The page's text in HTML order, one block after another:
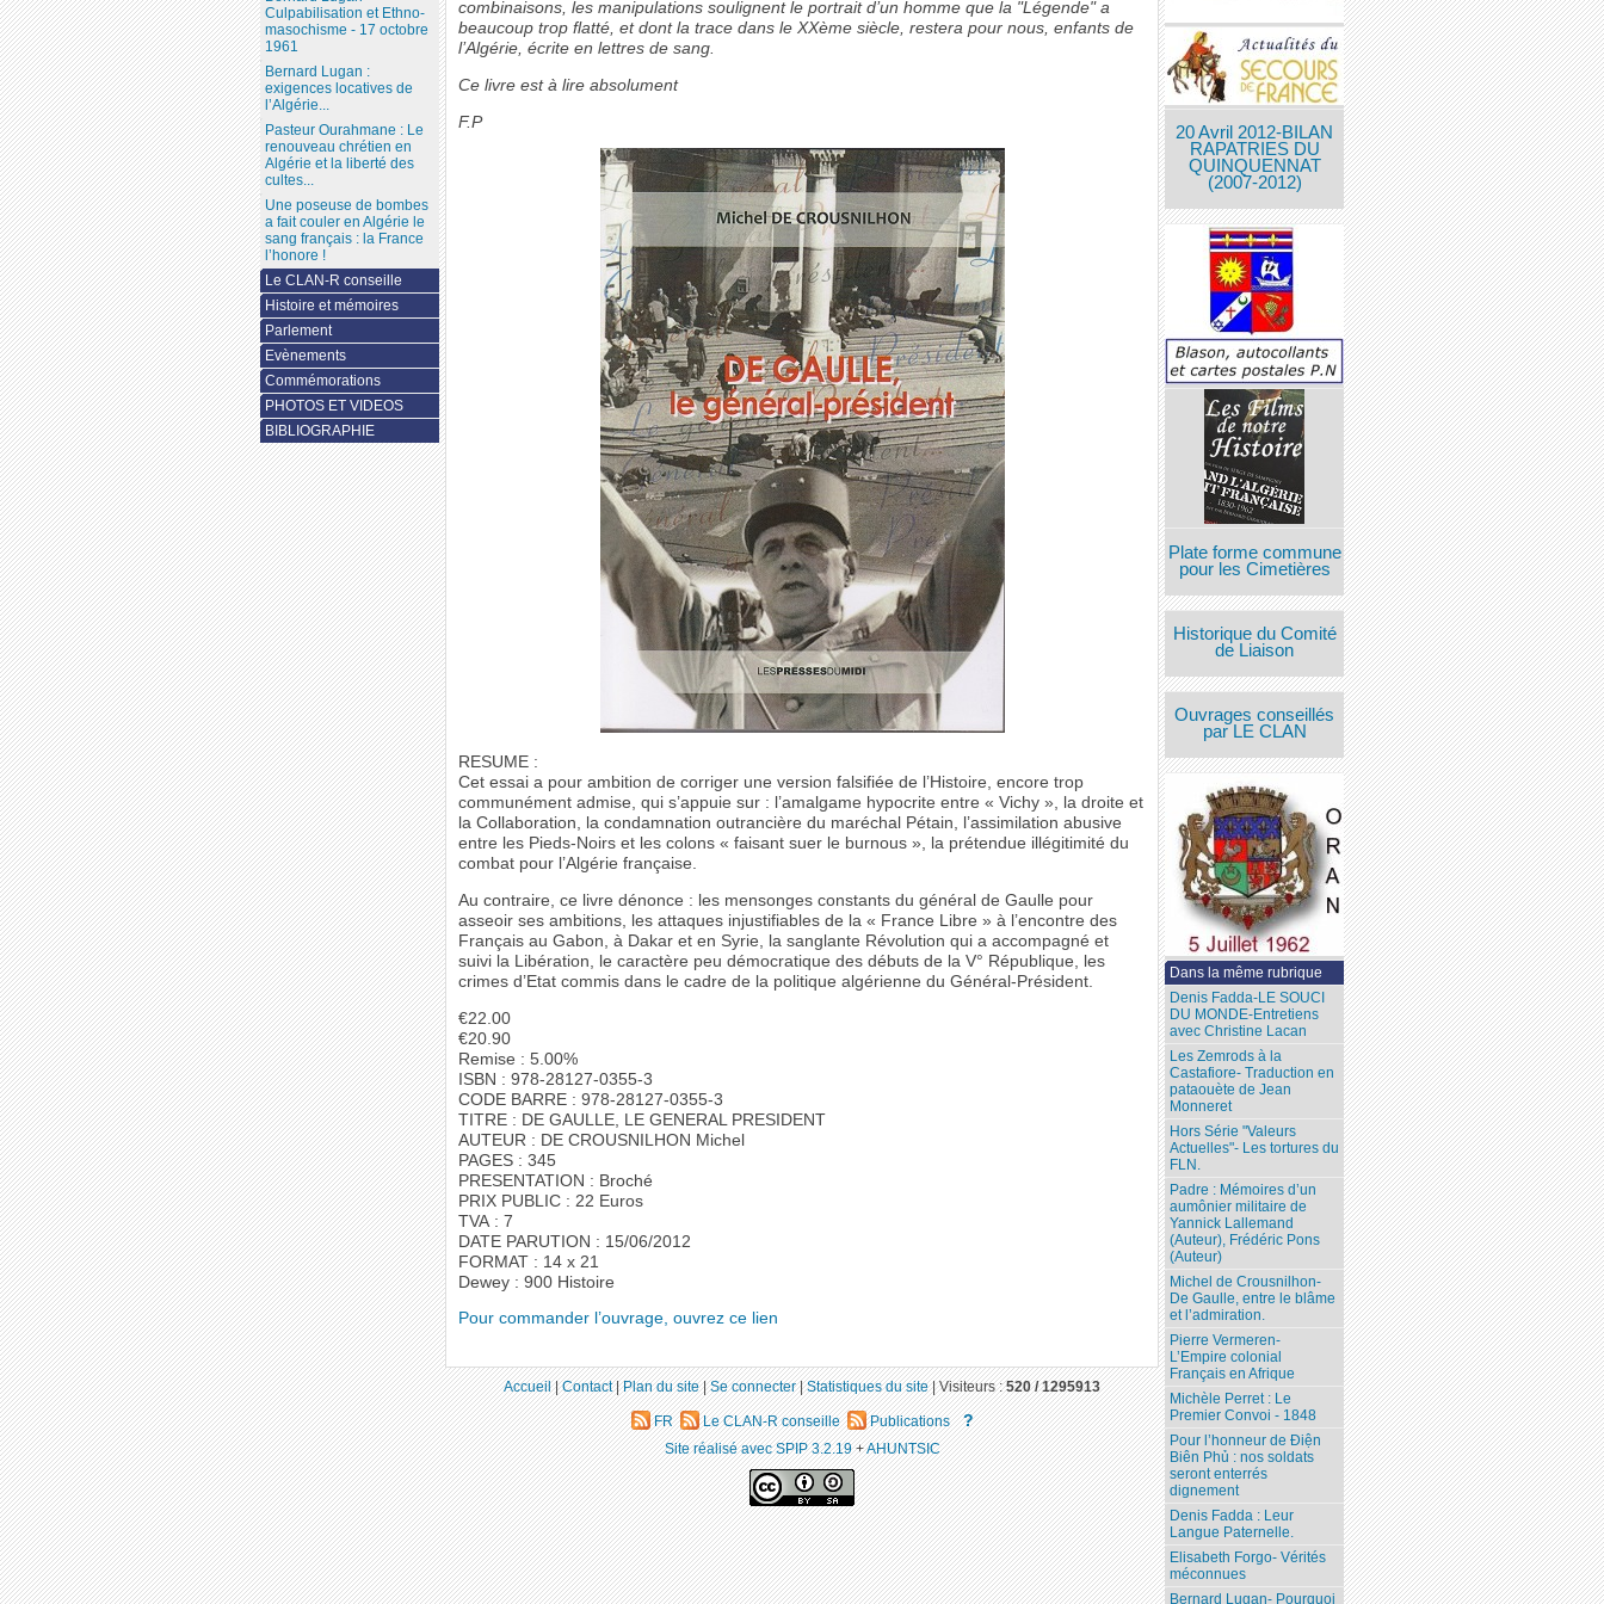
combinaisons, les manipulations soulignent le portrait d’un homme que la "Légende" a
beaucoup trop flatté, et dont la trace dans le XXème siècle, restera pour nous, enfants de
l’Algérie, écrite en lettres de sang.
Ce livre est à lire absolument
F.P
RESUME :
Cet essai a pour ambition de corriger une version falsifiée de l’Histoire, encore trop
communément admise, qui s’appuie sur : l’amalgame hypocrite entre « Vichy », la droite et
la Collaboration, la condamnation outrancière du maréchal Pétain, l’assimilation abusive
entre les Pieds-Noirs et les colons « faisant suer le burnous », la prétendue illégitimité du
combat pour l’Algérie française.
Au contraire, ce livre dénonce : les mensonges constants du général de Gaulle pour
asseoir ses ambitions, les attaques injustifiables de la « France Libre » à l’encontre des
Français au Gabon, à Dakar et en Syrie, la sanglante Révolution qui a accompagné et
suivi la Libération, le caractère peu démocratique des débuts de la V° République, les
crimes d’Etat commis dans le cadre de la politique algérienne du Général-Président.
€22.00
€20.90
Remise : 5.00%
ISBN : 978-28127-0355-3
CODE BARRE : 978-28127-0355-3
TITRE : DE GAULLE, LE GENERAL PRESIDENT
AUTEUR : DE CROUSNILHON Michel
PAGES : 345
PRESENTATION : Broché
PRIX PUBLIC : 22 Euros
TVA : 7
DATE PARUTION : 15/06/2012
FORMAT : 14 x 21
Dewey : 900 Histoire
Pour commander l’ouvrage, ouvrez ce lien
20 Avril 2012-BILAN
RAPATRIES DU
QUINQUENNAT
(2007-2012)
Plate forme commune
pour les Cimetières
Historique du Comité
de Liaison
Ouvrages conseillés
par LE CLAN
Dans la même rubrique
Denis Fadda-LE SOUCI
DU MONDE-Entretiens
avec Christine Lacan
Les Zemrods à la
Castafiore- Traduction en
pataouète de Jean
Monneret
Hors Série "Valeurs
Actuelles"- Les tortures du
FLN.
Padre : Mémoires d’un
aumônier militaire de
Yannick Lallemand
(Auteur), Frédéric Pons
(Auteur)
Michel de Crousnilhon-
De Gaulle, entre le blâme
et l’admiration.
Pierre Vermeren-
L’Empire colonial
Français en Afrique
Michèle Perret : Le
Premier Convoi - 1848
Pour l’honneur de Ðiện
Biên Phủ : nos soldats
seront enterrés
dignement
Denis Fadda : Leur
Langue Paternelle.
Elisabeth Forgo- Vérités
méconnues
Bernard Lugan- Pourquoi
Culpabilisation et Ethno-
masochisme - 17 octobre
1961
Bernard Lugan :
exigences locatives de
l’Algérie...
Pasteur Ourahmane : Le
renouveau chrétien en
Algérie et la liberté des
cultes...
Une poseuse de bombes
a fait couler en Algérie le
sang français : la France
l’honore !
Le CLAN-R conseille
Histoire et mémoires
Parlement
Evènements
Commémorations
PHOTOS ET VIDEOS
BIBLIOGRAPHIE
Accueil|Contact|Plan du site|Se connecter|Statistiques du site|Visiteurs :520 / 1295913
FR Le CLAN-R conseille Publications ?
Site réalisé avec SPIP 3.2.19+AHUNTSIC